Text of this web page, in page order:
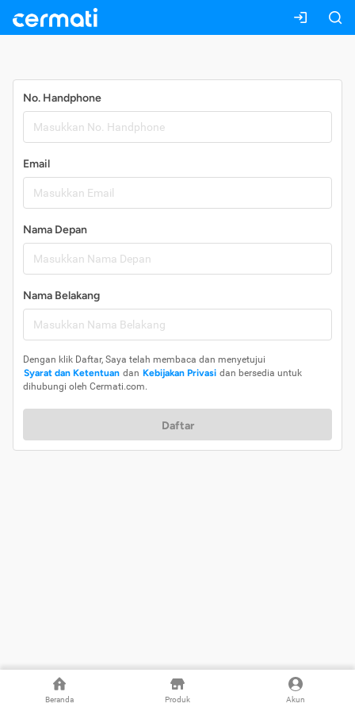
Beranda Produk Akun
No. Handphone
Email
Nama Depan
Nama Belakang
Dengan klik Daftar, Saya telah membaca dan menyetujui
Syarat dan Ketentuan dan Kebijakan Privasi dan bersedia untuk
dihubungi oleh Cermati.com.
Daftar